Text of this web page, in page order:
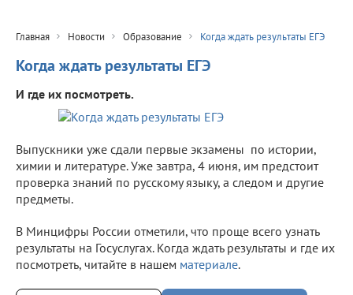
Главная Новости Образование Когда ждать результаты ЕГЭ
Когда ждать результаты ЕГЭ
И где их посмотреть.
Выпускники уже сдали первые экзамены по истории,
химии и литературе. Уже завтра, 4 июня, им предстоит
проверка знаний по русскому языку, а следом и другие
предметы.
В Минцифры России отметили, что проще всего узнать
результаты на Госуслугах. Когда ждать результаты и где их
посмотреть, читайте в нашем материале.